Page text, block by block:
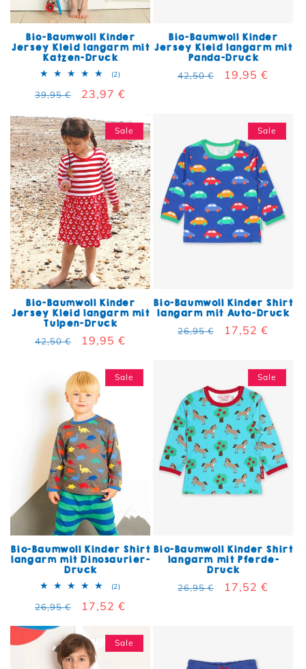
Bio-Baumwoll Kinder
Jersey Kleid langarm mit
Katzen-Druck
(2)2 Bewertungen insgesamt
Normaler Preis
39,95 € Verkaufspreis
23,97 €
Bio-Baumwoll Kinder
Jersey Kleid langarm mit
Panda-Druck
Normaler Preis
42,50 € Verkaufspreis
19,95 €
Sale
Bio-Baumwoll Kinder
Jersey Kleid langarm mit
Tulpen-Druck
Normaler Preis
42,50 € Verkaufspreis
19,95 €
Sale
Bio-Baumwoll Kinder Shirt
langarm mit Auto-Druck
Normaler Preis
26,95 € Verkaufspreis
17,52 €
Sale
Bio-Baumwoll Kinder Shirt
langarm mit Dinosaurier-
Druck
(2)2 Bewertungen insgesamt
Normaler Preis
26,95 € Verkaufspreis
17,52 €
Sale
Bio-Baumwoll Kinder Shirt
langarm mit Pferde-
Druck
Normaler Preis
26,95 € Verkaufspreis
17,52 €
Sale